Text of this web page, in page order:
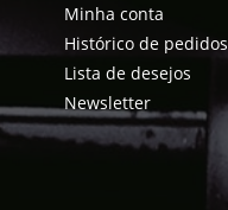
Minha conta
Histórico de pedidos
Lista de desejos
Newsletter